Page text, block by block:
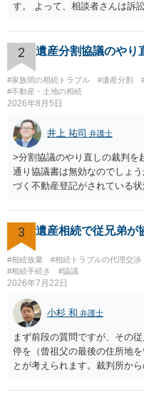
す。 よって、相談者さんは訴
理証明を家庭裁判所で取得し
してください。 質問２につい
ば、第１回期日は出席する必
があり出席できない）との記
はないので、ｍｉｎｔｓでの
限までに届けばよい）で十分
にお問い合わせください。 以
2 遺産分割協議のやり
#家族間の相続トラブル #遺産分割
#不動産・土地の相続
2026年8月5日
井上 祐司 弁護士
>分割協議のやり直しの裁判を
通り協議書は無効なのでしょ
づく不動産登記がされている
方の訴訟の主張及び立証次第
医師の意見書、筆跡鑑定 が提
はありますが、 ・伯母様自身
様の意に反する遺産分割協議
であること からすると、実際
性はそれほど高くない（立証
言えると思います。
3 遺産相続で従兄弟が
#相続放棄 #相続トラブルの代理交渉
#相続手続き
#協議
2026年7月22日
小杉 和 弁護士
まず前段の質問ですが、その
停を（曾祖父の最後の住所地
とが考えられます。裁判所か
能と思われます。時間が思っ